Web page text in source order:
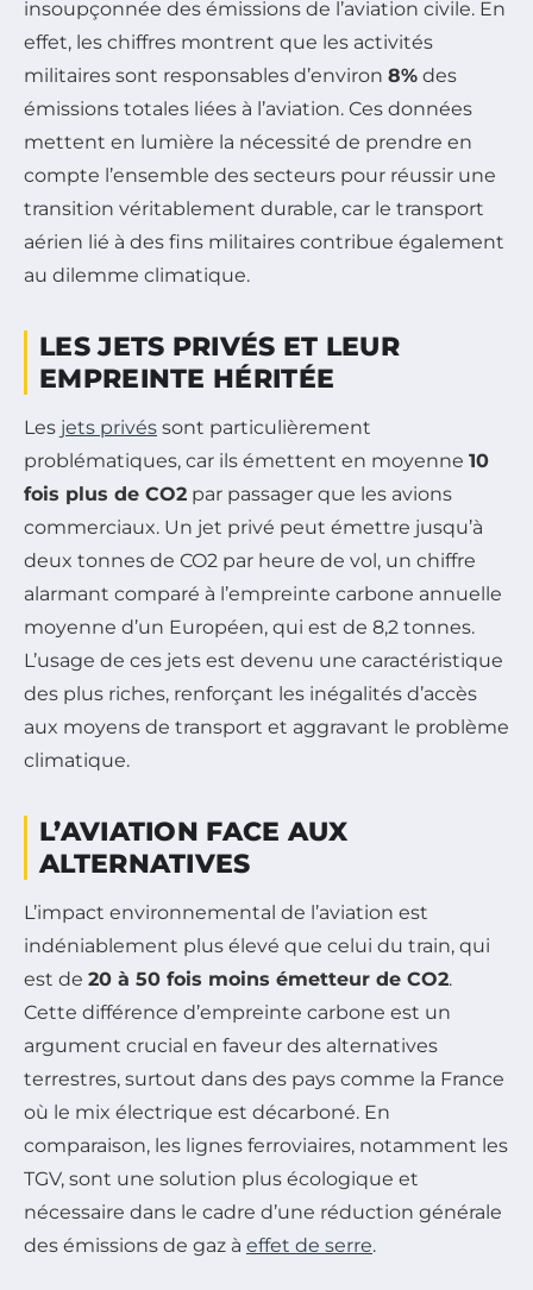
insoupçonnée des émissions de l’aviation civile. En
effet, les chiffres montrent que les activités
militaires sont responsables d’environ 8% des
émissions totales liées à l’aviation. Ces données
mettent en lumière la nécessité de prendre en
compte l’ensemble des secteurs pour réussir une
transition véritablement durable, car le transport
aérien lié à des fins militaires contribue également
au dilemme climatique.
LES JETS PRIVÉS ET LEUR
EMPREINTE HÉRITÉE
Les jets privés sont particulièrement
problématiques, car ils émettent en moyenne 10
fois plus de CO2 par passager que les avions
commerciaux. Un jet privé peut émettre jusqu’à
deux tonnes de CO2 par heure de vol, un chiffre
alarmant comparé à l’empreinte carbone annuelle
moyenne d’un Européen, qui est de 8,2 tonnes.
L’usage de ces jets est devenu une caractéristique
des plus riches, renforçant les inégalités d’accès
aux moyens de transport et aggravant le problème
climatique.
L’AVIATION FACE AUX
ALTERNATIVES
L’impact environnemental de l’aviation est
indéniablement plus élevé que celui du train, qui
est de 20 à 50 fois moins émetteur de CO2.
Cette différence d’empreinte carbone est un
argument crucial en faveur des alternatives
terrestres, surtout dans des pays comme la France
où le mix électrique est décarboné. En
comparaison, les lignes ferroviaires, notamment les
TGV, sont une solution plus écologique et
nécessaire dans le cadre d’une réduction générale
des émissions de gaz à effet de serre.